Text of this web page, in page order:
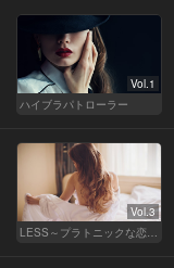
Vol.1
ハイブラパトローラー
Vol.3
LESS～プラトニックな恋人～